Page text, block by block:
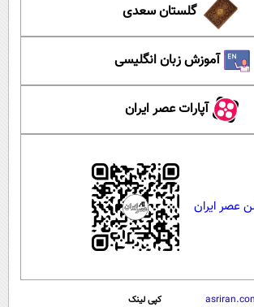
گلستان سعدی
آموزش زبان انگلیسی
آپارات عصر ایران
عصر ایران
کپی لینک